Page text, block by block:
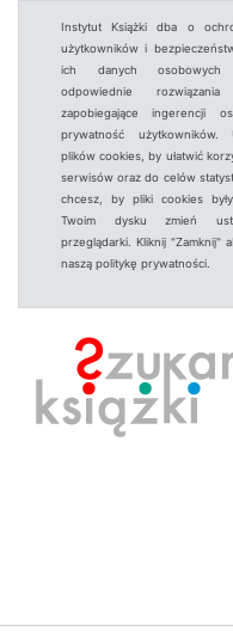
Instytut Książki dba o
użytkowników i
ich danych
odpowiednie rozwiązania
zapobiegające ingerencji
prywatność użytkowników.
plików cookies, by ułatwić
serwisów oraz do celów
chcesz, by pliki cookies
Twoim dysku zmień
przeglądarki. Kliknij "Zamknij"
naszą politykę prywatności.